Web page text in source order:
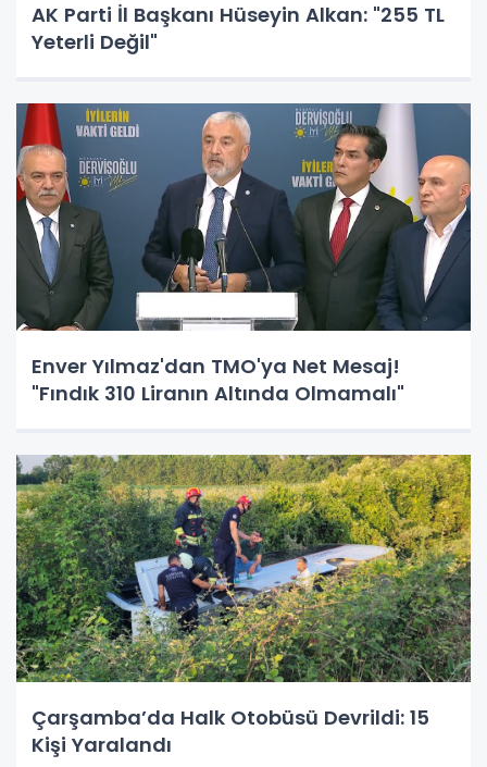
AK Parti İl Başkanı Hüseyin Alkan: "255 TL
Yeterli Değil"
Enver Yılmaz'dan TMO'ya Net Mesaj!
"Fındık 310 Liranın Altında Olmamalı"
Çarşamba’da Halk Otobüsü Devrildi: 15
Kişi Yaralandı